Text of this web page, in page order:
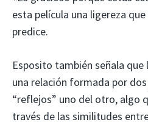
esta película una ligereza
predice.
Esposito también señala
una relación formada por
“reflejos” uno del otro, algo
través de las similitudes